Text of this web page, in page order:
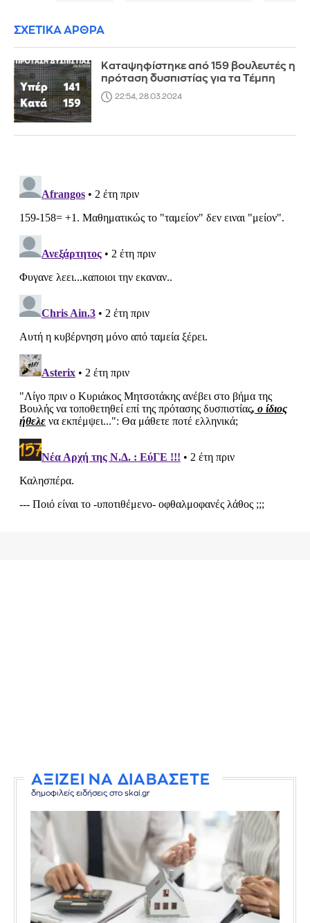
ΣΧΕΤΙΚΑ ΑΡΘΡΑ
Καταψηφίστηκε από 159 βουλευτές η
πρόταση δυσπιστίας για τα Τέμπη
22:54, 28.03.2024
ΑΞΙΖΕΙ ΝΑ ΔΙΑΒΑΣΕΤΕ
δημοφιλείς ειδήσεις στο skai.gr